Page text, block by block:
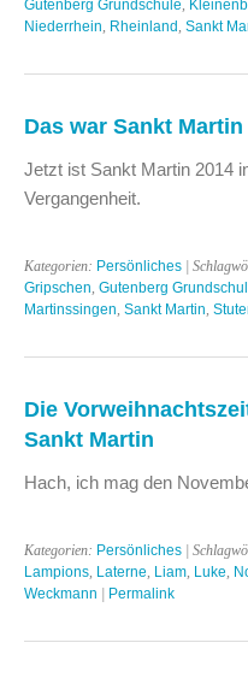
Gutenberg Grundschule
Niederrhein Rheinland Sankt
Das war Sankt
Jetzt ist Sankt Martin 2014
Vergangenheit.
Kategorien: Persönliches |
Gripschen Gutenberg
Martinssingen Sankt Martin
Die
Sankt Martin
Hach, ich mag den
Kategorien: Persönliches |
Lampions Laterne Liam Luke
Weckmann | Permalink